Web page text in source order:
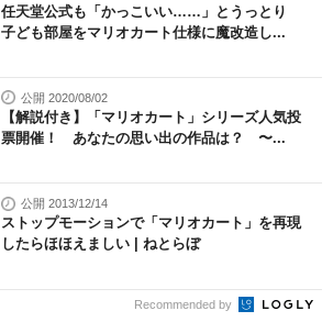
任天堂公式も「かっこいい……」とうっとり
子ども部屋をマリオカート仕様に魔改造し...
公開 2020/08/02
【解説付き】「マリオカート」シリーズ人気投
票開催！ あなたの思い出の作品は？ 〜...
公開 2013/12/14
ストップモーションで「マリオカート」を再現
したらほほえましい | ねとらぼ
Recommended by